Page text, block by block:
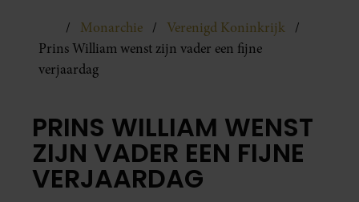
Monarchie
Verenigd Koninkrijk
Prins William wenst zijn vader een fijne
verjaardag
PRINS WILLIAM WENST
ZIJN VADER EEN FIJNE
VERJAARDAG